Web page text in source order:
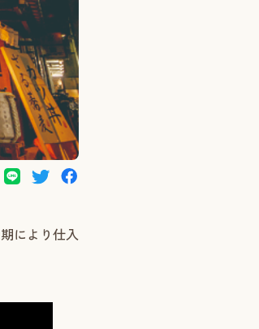
により仕入